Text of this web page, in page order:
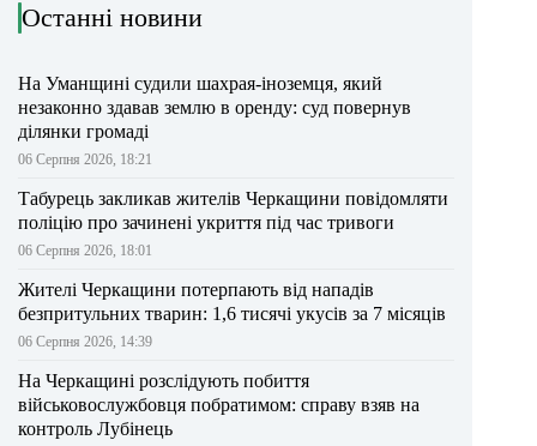
Останні новини
На Уманщині судили шахрая-іноземця, який
незаконно здавав землю в оренду: суд повернув
ділянки громаді
06 Серпня 2026, 18:21
Табурець закликав жителів Черкащини повідомляти
поліцію про зачинені укриття під час тривоги
06 Серпня 2026, 18:01
Жителі Черкащини потерпають від нападів
безпритульних тварин: 1,6 тисячі укусів за 7 місяців
06 Серпня 2026, 14:39
На Черкащині розслідують побиття
військовослужбовця побратимом: справу взяв на
контроль Лубінець